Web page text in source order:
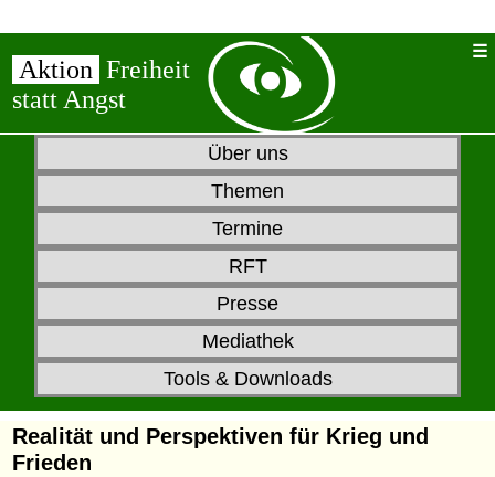
Aktion Freiheit
statt Angst
Über uns
Themen
Termine
RFT
Presse
Mediathek
Tools & Downloads
Realität und Perspektiven für Krieg und
Frieden